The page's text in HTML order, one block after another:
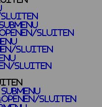
sluiten
sluiten
sluiten
sluiten
Submenu
openen/sluiten